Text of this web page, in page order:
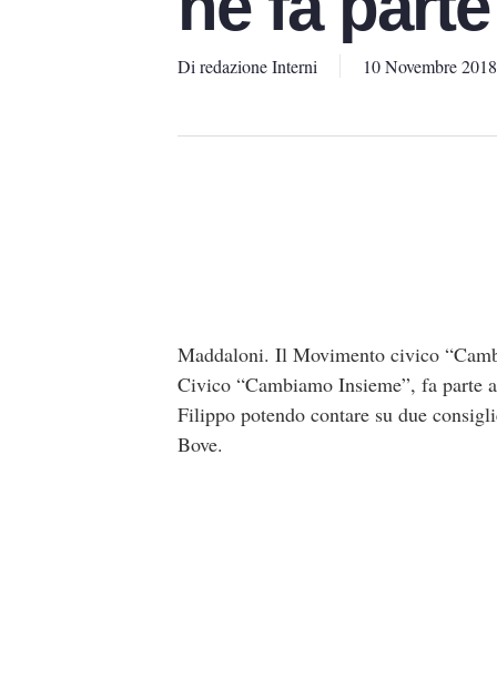
Di redazione Interni 10 Novembre 2018
Maddaloni. Il Movimento civico
Civico “Cambiamo Insieme”, fa parte
Filippo potendo contare su due
Bove.